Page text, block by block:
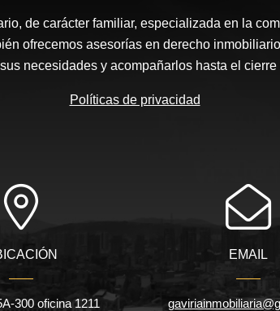
de carácter familiar, especializada en la
ofrecemos asesorías en derecho
necesidades y acompañarlos hasta el
Políticas de privacidad
300 oficina 1211
EMAIL